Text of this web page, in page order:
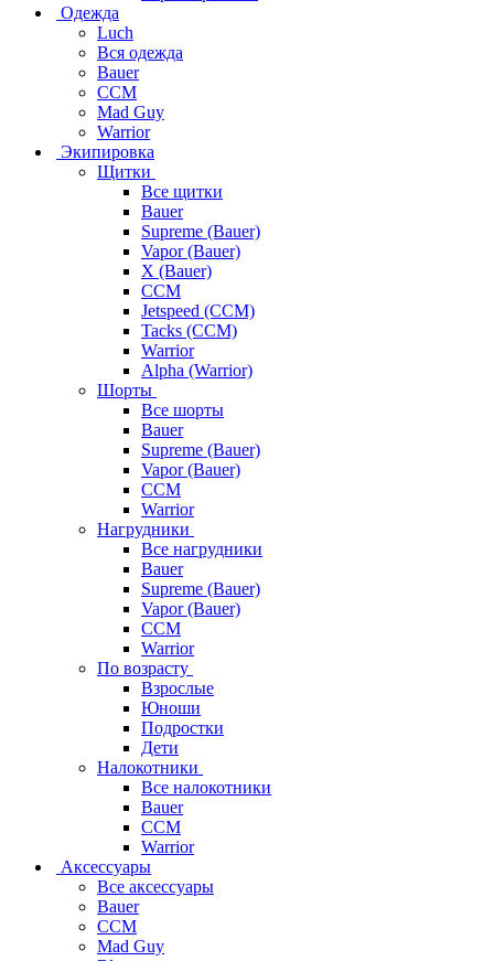
Одежда
Luch
Вся одежда
Bauer
CCM
Mad Guy
Warrior
Экипировка
Щитки
Все щитки
Bauer
Supreme (Bauer)
Vapor (Bauer)
X (Bauer)
CCM
Jetspeed (CCM)
Tacks (CCM)
Warrior
Alpha (Warrior)
Шорты
Все шорты
Bauer
Supreme (Bauer)
Vapor (Bauer)
CCM
Warrior
Нагрудники
Все нагрудники
Bauer
Supreme (Bauer)
Vapor (Bauer)
CCM
Warrior
По возрасту
Взрослые
Юноши
Подростки
Дети
Налокотники
Все налокотники
Bauer
CCM
Warrior
Аксессуары
Все аксессуары
Bauer
CCM
Mad Guy